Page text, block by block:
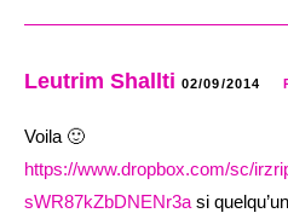
Leutrim Shallti 02/09/2014
Voila 🙂
https://www.dropbox.com/sc/
sWR87kZbDNENr3a si